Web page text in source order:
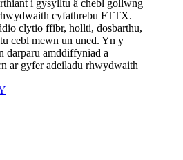
i gysylltu â chebl gollwng
cyfathrebu FTTX.
clytio ffibr, hollti, dosbarthu,
cebl mewn un uned. Yn y
darparu amddiffyniad a
ar gyfer adeiladu rhwydwaith